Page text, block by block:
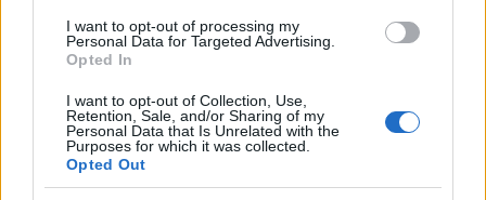
I want to opt-out of processing my
Personal Data for Targeted Advertising.
Opted In
I want to opt-out of Collection, Use,
Retention, Sale, and/or Sharing of my
Personal Data that Is Unrelated with the
Purposes for which it was collected.
Opted Out
Sanne De Vries · 6 aug 2026